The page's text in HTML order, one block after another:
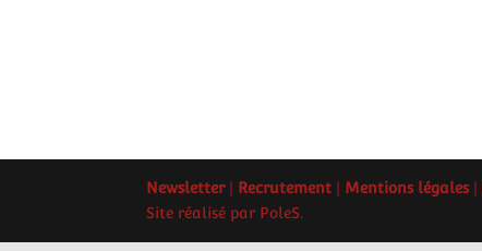
Newsletter| Recrutement Mentions légales|
Site réalisé par PoleS.